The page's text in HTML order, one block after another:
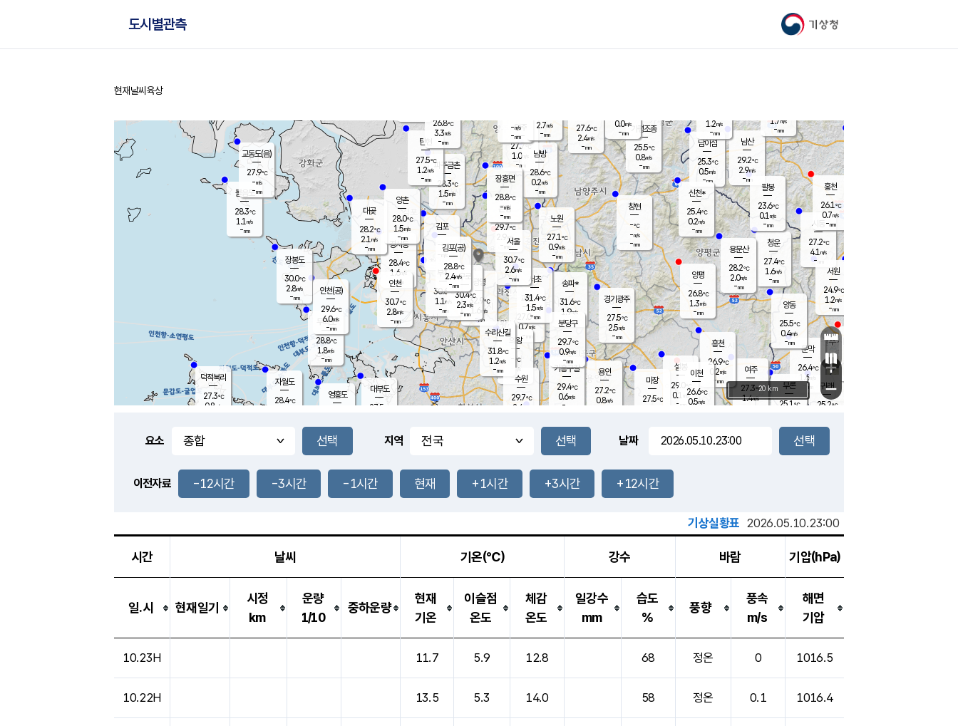
기상청
도시별관측
홈
현재날씨 육상
풍도
0.7m/s
문막
26.4℃
1.6m/s
mm
남이섬
25.3℃
0.5m/s
-mm
무의도
28.8℃
1.8m/s
-mm
영흥도
볼음도
28.3℃
1.1 m/s
-mm
자월도
28.4℃
양주
27.7℃
1.0
-mm
부론
25.1 ℃
과천
27.0℃
0.7m/s
- mm
남산
29.2℃
2.9m/s
-mm
장봉도
30.0℃
2.8m/s
-mm
-mm
청운
27.4℃
1.6m/s
-mm
팔봉
23.6℃
0.1 m/s
-mm
-mm
용인
27.2℃
0.8m/s
여주
27.3℃
1.4m/s
양동
25.5℃
0.4m/s
-mm
경기광주
27.5℃
2.5m/s
-mm
장호원
1.2m/s
-mm
27.8
℃
대부도
27.5
-
경서동
28.4℃
1.6 m/s
-mm
파주금촌
28.3℃
1.5m/s
-mm
가평조종
25.5℃
0.8m/s
-mm
27.6℃
2.4m/s
-mm
대곶
28.2℃
2.1 m/s
-mm
신천*
25.4℃
0.2m/s
-mm
창현
-℃
-m/s
-mm
탄현
27.5℃
1.2m/s
-mm
0.0m/s
-mm
30.1℃
0.6m/s
-mm
흥천
26.9℃
0.2m/s
-mm
마장
27.5℃
의왕
- ℃
m/s
mm
김포
- ℃
-m/s
mm
설봉
29.0
0.1 m/s
- mm
광명
32.9 ℃
1.6 m/s
-mm
부천
30.6℃
1.1 m/s
-mm
-mm
양촌
28.0℃
1.5m/s
-mm
구로
30.4℃
2.3m/s
-mm
은평
29.7℃
2.9 m/s
- mm
노원
27.1℃
0.9m/s
-mm
송파*
31.6℃
1.9m/s
-mm
서초
31.4℃
1.5m/s
-mm
남방
28.6℃
0.2m/s
-mm
기흥구갈
29.4℃
0.6m/s
-
수리산길
31.8℃
1.2m/s
-mm
분당구
29.7℃
0.9m/s
-mm
장흥면
28.8℃
-m/s
-mm
-m/s
-mm
시동
27.2℃
4.1 m/s
- mm
귀래
25.2℃
서원
24.9℃
1.2m/s
-mm
용문산
28.2℃
2.0m/s
-mm
덕적북리
27.3℃
0.8 m/s
인천(공)
29.6℃
6.0m/s
-mm
김포(공)
28.8℃
2.4m/s
-mm
교동도(음)
27.9℃
-m/s
-mm
홍천
26.1℃
0.7m/s
-mm
이천
26.6℃
0.5m/s
양평
26.8℃
1.3m/s
-mm
수원
29.7℃
2.4 m/s
인천
30.7℃
2.8m/s
-mm
서울
30.7℃
2.6m/s
-mm
1.7 m/s
-mm
26.8℃
3.3m/s
-mm
2.7m/s
-mm
+
−
20 km
요소 지역 날짜
이전자료 -12시간 -3시간 -1시간 현재 +1시간 +3시간 +12시간
기상실황표 2026.05.10.23:00
시간 날씨 기온(℃) 강수 바람 기압(hPa)
일.시 현재일기
시정
km
운량
1/10
중하운량
현재
기온
이슬점
온도
체감
온도
일강수
mm
습도
%
풍향
풍속
m/s
해면
기압
10.23H 11.7 5.9 12.8 68 정온 0 1016.5
10.22H 13.5 5.3 14.0 58 정온 0.1 1016.4